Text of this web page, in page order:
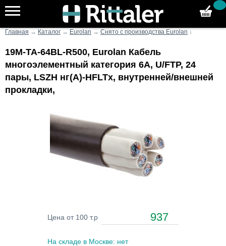
Главная → Каталог → Eurolan → Снято с производства Eurolan ↓
19M-TA-64BL-R500, Eurolan Кабель
многоэлементный категория 6A, U/FTP, 24
пары, LSZH нг(A)-HFLTx, внутренней/внешней
прокладки,
Цена от 100 т.р 937
На складе в Москве: нет